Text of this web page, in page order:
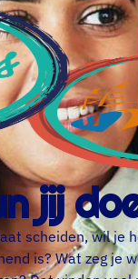
jij
scheiden, wil je
is? Wat zeg je